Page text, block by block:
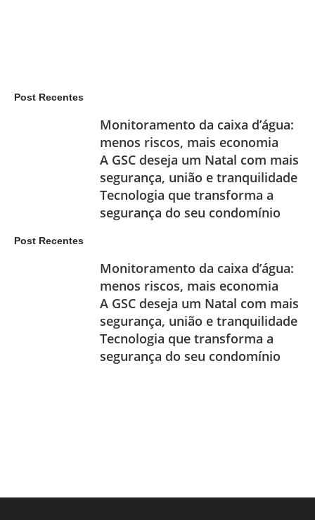
Post Recentes
Monitoramento da caixa d’água:
menos riscos, mais economia
A GSC deseja um Natal com mais
segurança, união e tranquilidade
Tecnologia que transforma a
segurança do seu condomínio
Post Recentes
Monitoramento da caixa d’água:
menos riscos, mais economia
A GSC deseja um Natal com mais
segurança, união e tranquilidade
Tecnologia que transforma a
segurança do seu condomínio